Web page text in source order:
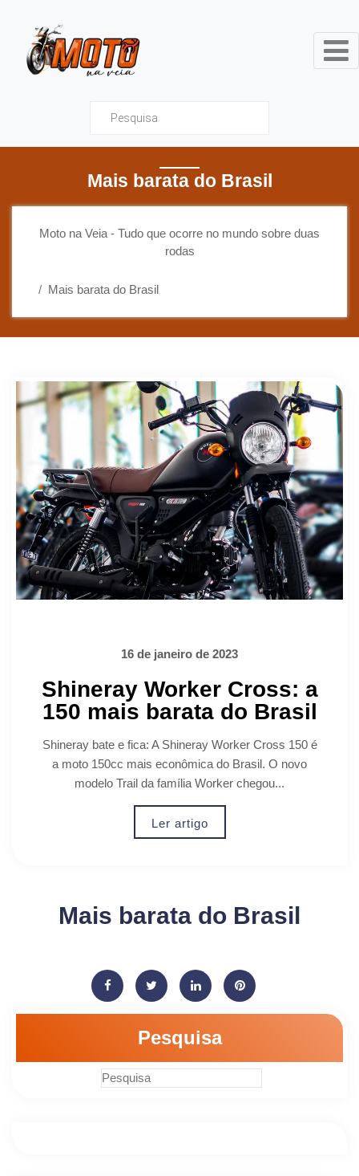
Moto na Veia - Tudo que
Mais barata do Brasil
Moto na Veia - Tudo que ocorre no mundo sobre duas
rodas
Mais barata do Brasil
16 de janeiro de 2023
Shineray Worker Cross: a
150 mais barata do Brasil
Shineray bate e fica: A Shineray Worker Cross 150 é
a moto 150cc mais econômica do Brasil. O novo
modelo Trail da família Worker chegou...
Ler artigo
Mais barata do Brasil
Pesquisa